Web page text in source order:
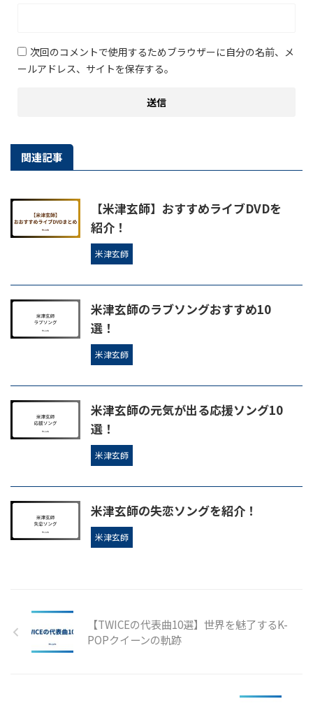
次回のコメントで使用するためブラウザーに自分の名前、メ
ールアドレス、サイトを保存する。
関連記事
【米津玄師】おすすめライブDVDを
紹介！
米津玄師
米津玄師のラブソングおすすめ10
選！
米津玄師
米津玄師の元気が出る応援ソング10
選！
米津玄師
米津玄師の失恋ソングを紹介！
米津玄師
【TWICEの代表曲10選】世界を魅了するK-
POPクイーンの軌跡